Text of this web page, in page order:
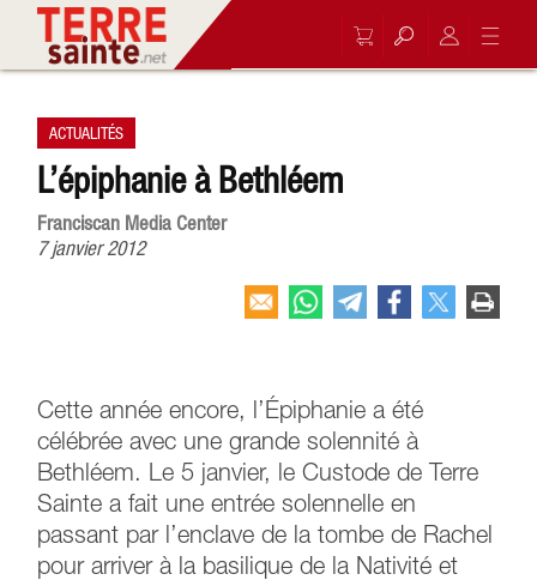
ACTUALITÉS
L’épiphanie à Bethléem
Franciscan Media Center
7 janvier 2012
Cette année encore, l’Épiphanie a été
célébrée avec une grande solennité à
Bethléem. Le 5 janvier, le Custode de Terre
Sainte a fait une entrée solennelle en
passant par l’enclave de la tombe de Rachel
pour arriver à la basilique de la Nativité et